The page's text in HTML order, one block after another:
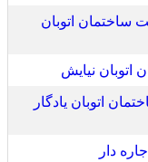
ساختمان اتوبان
اتوبان نیایش
اتوبان یادگار
دار